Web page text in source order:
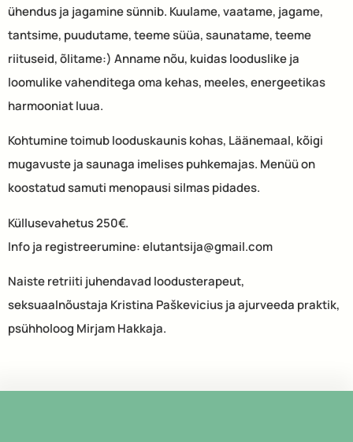
ühendus ja jagamine sünnib. Kuulame, vaatame, jagame,
tantsime, puudutame, teeme süüa, saunatame, teeme
riituseid, õlitame:) Anname nõu, kuidas looduslike ja
loomulike vahenditega oma kehas, meeles, energeetikas
harmooniat luua.
Kohtumine toimub looduskaunis kohas, Läänemaal, kõigi
mugavuste ja saunaga imelises puhkemajas. Menüü on
koostatud samuti menopausi silmas pidades.
Küllusevahetus 250€.
Info ja registreerumine: elutantsija@gmail.com
Naiste retriiti juhendavad loodusterapeut,
seksuaalnõustaja Kristina Paškevicius ja ajurveeda praktik,
psühholoog Mirjam Hakkaja.